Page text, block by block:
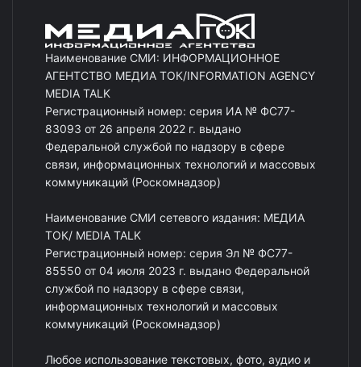
Наименование СМИ: ИНФОРМАЦИОННОЕ
АГЕНТСТВО МЕДИА ТОК/INFORMATION AGENCY
MEDIA TALK
Регистрационный номер: серия ИА № ФС77-
83093 от 26 апреля 2022 г. выдано
Федеральной службой по надзору в сфере
связи, информационных технологий и массовых
коммуникаций (Роскомнадзор)
Наименование СМИ сетевого издания: МЕДИА
ТОК/ MEDIA TALK
Регистрационный номер: серия Эл № ФС77-
85550 от 04 июля 2023 г. выдано Федеральной
службой по надзору в сфере связи,
информационных технологий и массовых
коммуникаций (Роскомнадзор)
Любое использование текстовых, фото, аудио и